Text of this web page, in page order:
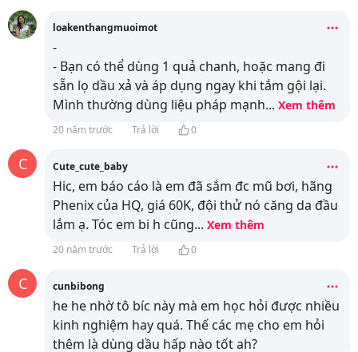
loakenthangmuoimot
-
- Bạn có thể dùng 1 quả chanh, hoặc mang đi
sẵn lọ dầu xả và áp dụng ngay khi tắm gội lại.
Mình thường dùng liệu pháp mạnh... Xem thêm
20 năm trước Trả lời 0
C Cute_cute_baby
Hic, em báo cáo là em đã sắm đc mũ bơi, hãng
Phenix của HQ, giá 60K, đội thử nó căng da đầu
lắm ạ. Tóc em bi h cũng... Xem thêm
20 năm trước Trả lời 0
C cunbibong
he he nhờ tô bíc này mà em học hỏi được nhiều
kinh nghiệm hay quá. Thế các mẹ cho em hỏi
thêm là dùng dầu hấp nào tốt ah?